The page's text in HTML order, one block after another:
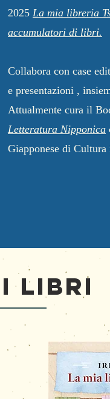
2025 La mia libreria
accumulatori di libri.
Collabora con case
e presentazioni ,
Attualmente cura il
Letteratura Nipponica
Giapponese di Cultura
Libri